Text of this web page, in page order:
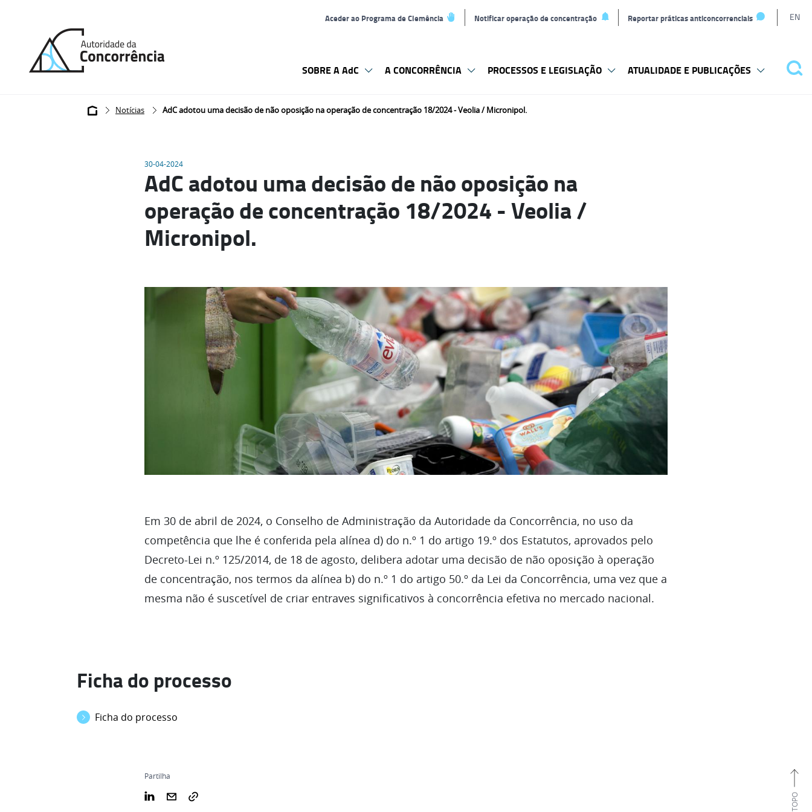
Aceder ao Programa de Clemência Notificar operação de concentração Reportar práticas anticoncorrenciais EN
home
SOBRE A AdC A CONCORRÊNCIA PROCESSOS E LEGISLAÇÃO ATUALIDADE E PUBLICAÇÕES
Breadcrumb
Notícias AdC adotou uma decisão de não oposição na operação de concentração 18/2024 - Veolia / Micronipol.
30-04-2024
AdC adotou uma decisão de não oposição na
operação de concentração 18/2024 - Veolia /
Micronipol.
Em 30 de abril de 2024, o Conselho de Administração da Autoridade da Concorrência, no uso da
competência que lhe é conferida pela alínea d) do n.º 1 do artigo 19.º dos Estatutos, aprovados pelo
Decreto-Lei n.º 125/2014, de 18 de agosto, delibera adotar uma decisão de não oposição à operação
de concentração, nos termos da alínea b) do n.º 1 do artigo 50.º da Lei da Concorrência, uma vez que a
mesma não é suscetível de criar entraves significativos à concorrência efetiva no mercado nacional.
Ficha do processo
Ficha do processo
Partilha
TOPO